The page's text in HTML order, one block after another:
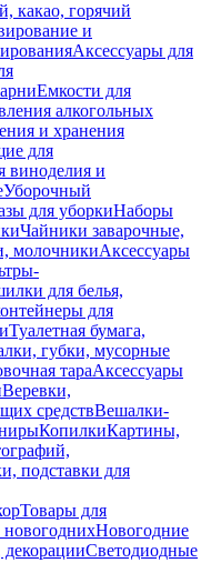
какао, горячий
и
Аксессуары для
Емкости для
алкогольных
и хранения
для
виноделия и
Уборочный
для уборкиНаборы
Чайники заварочные,
молочникиАксессуары
для белья,
для
Туалетная бумага,
губки, мусорные
тараАксессуары
Веревки,
средствВешалки-
КопилкиКартины,
подставки для
Товары для
новогоднихНовогодние
Светодиодные